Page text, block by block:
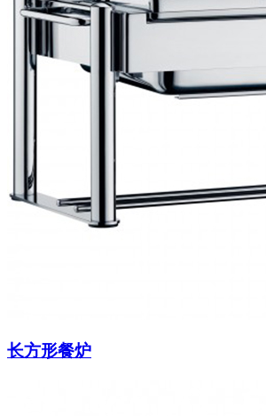
长方形餐炉